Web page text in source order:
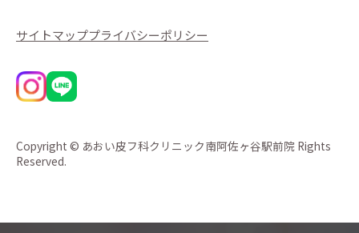
サイトマッププライバシーポリシー
Copyright © あおい皮フ科クリニック南阿佐ヶ谷駅前院 Rights
Reserved.